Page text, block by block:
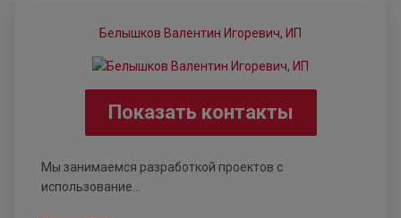
Белышков Валентин Игоревич, ИП
Показать контакты
Мы занимаемся разработкой проектов с
использование...